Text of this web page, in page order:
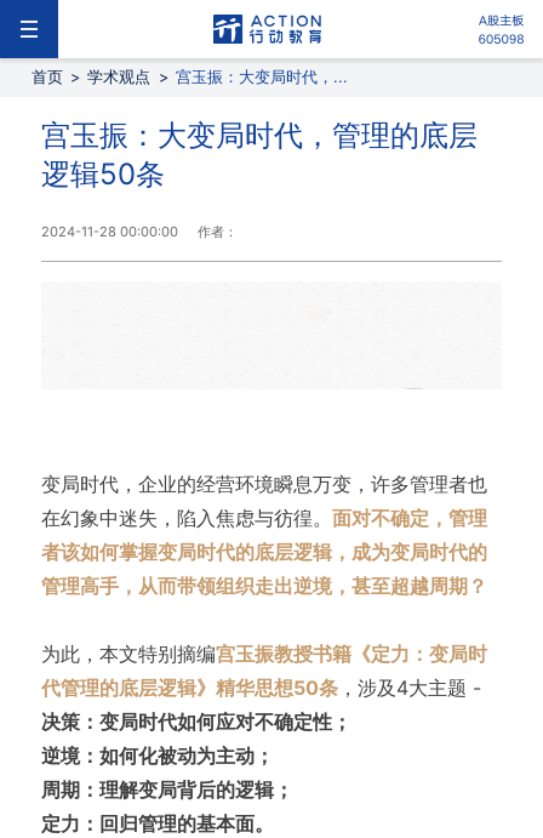
首页 > 学术观点 > 宫玉振：大变局时代，...
宫玉振：大变局时代，管理的底层
逻辑50条
2024-11-28 00:00:00 作者：
变局时代，企业的经营环境瞬息万变，许多管理者也
在幻象中迷失，陷入焦虑与彷徨。 面对不确定，管理
者该如何掌握变局时代的底层逻辑，成为变局时代的
管理高手，从而带领组织走出逆境，甚至超越周期？
为此，本文特别摘编宫玉振教授书籍《定力：变局时
代管理的底层逻辑》精华思想50条，涉及4大主题 -
决策：变局时代如何应对不确定性；
逆境：如何化被动为主动；
周期：理解变局背后的逻辑；
定力：回归管理的基本面。